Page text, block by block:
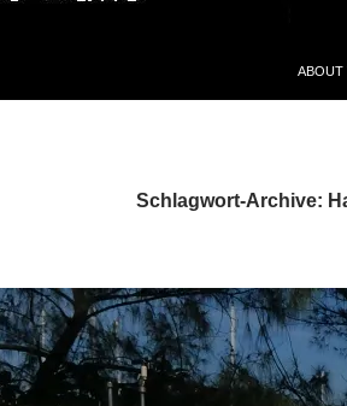
ABOUT
Schlagwort-Archive: